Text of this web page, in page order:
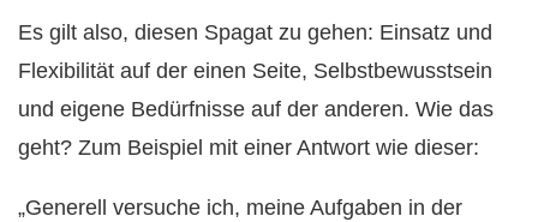
Es gilt also, diesen Spagat zu gehen: Einsatz und
Flexibilität auf der einen Seite, Selbstbewusstsein
und eigene Bedürfnisse auf der anderen. Wie das
geht? Zum Beispiel mit einer Antwort wie dieser:
„Generell versuche ich, meine Aufgaben in der